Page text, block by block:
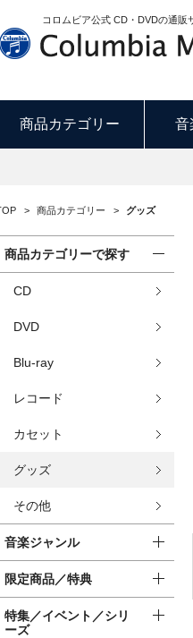
コロムビア公式 CD・DVDの通販
商品カテゴリー 音
> 商品カテゴリー > グッズ
商品カテゴリーで探す
CD
DVD
Blu-ray
レコード
カセット
グッズ
その他
音楽ジャンル
限定商品／特典
特集／イベント／シリ
ーズ